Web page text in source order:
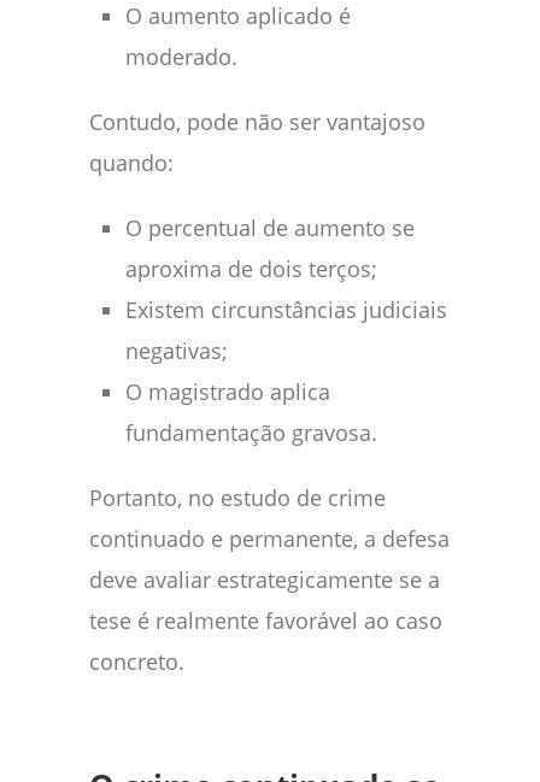
O aumento aplicado é
moderado.
Contudo, pode não ser vantajoso
quando:
O percentual de aumento se
aproxima de dois terços;
Existem circunstâncias judiciais
negativas;
O magistrado aplica
fundamentação gravosa.
Portanto, no estudo de crime
continuado e permanente, a defesa
deve avaliar estrategicamente se a
tese é realmente favorável ao caso
concreto.